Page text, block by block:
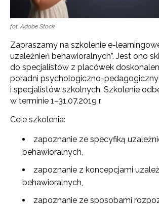
fot. Adobe Stock
Zapraszamy na szkolenie e-
uzależnień behawioralnych”. Jest ono
do specjalistów z placówek
poradni psychologiczno-
i specjalistów szkolnych. Szkolenie
w terminie 1–31.07.2019 r.
Cele szkolenia:
zapoznanie ze specyfiką
behawioralnych,
zapoznanie z koncepcjami
behawioralnych,
zapoznanie ze sposobami